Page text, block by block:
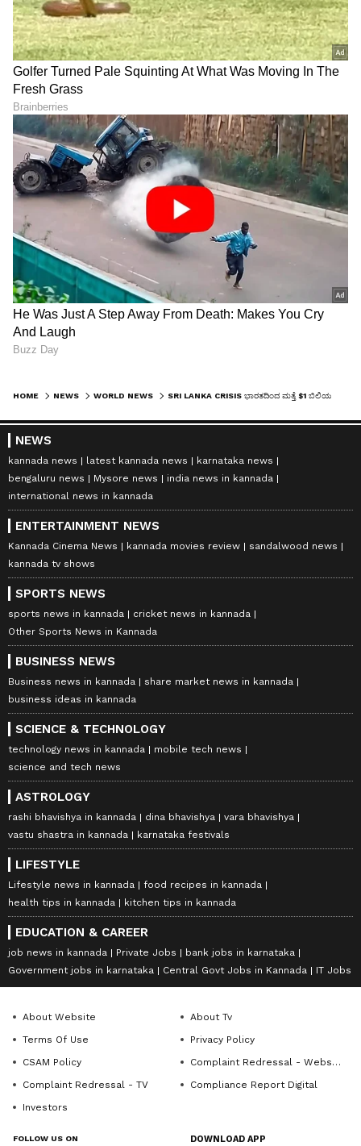
HOME NEWS WORLD NEWS
NEWS
kannada news latest kannada news
karnataka news
bengaluru news
Mysore news
india news in kannada
international news in kannada
ENTERTAINMENT NEWS
Kannada Cinema News kannada movies review
sandalwood news
kannada tv shows
SPORTS NEWS
sports news in kannada
cricket news in kannada
Other Sports News in Kannada
BUSINESS NEWS
Business news in kannada
share market news in kannada
business ideas in kannada
SCIENCE & TECHNOLOGY
technology news in kannada
mobile tech news
science and tech news
ASTROLOGY
rashi bhavishya in kannada dina bhavishya
vara bhavishya
vastu shastra in kannada
karnataka festivals
LIFESTYLE
Lifestyle news in kannada
food recipes in kannada
health tips in kannada
kitchen tips in kannada
EDUCATION & CAREER
job news in kannada Private Jobs
bank jobs in karnataka
Government jobs in karnataka
Central Govt Jobs in Kannada IT Jobs
About Website
About Tv
Terms Of Use
Privacy Policy
CSAM Policy
Complaint Redressal - Website
Complaint Redressal - TV
Compliance Report Digital
Investors
FOLLOW US ON DOWNLOAD APP